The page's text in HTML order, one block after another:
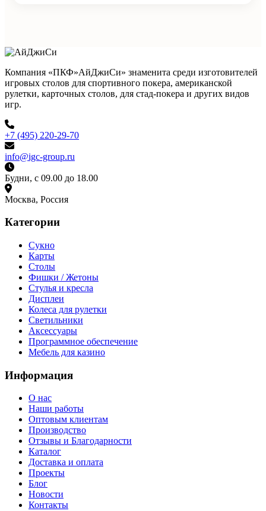
Компания «ПКФ»АйДжиСи» знаменита среди изготовителей
игровых столов для спортивного покера, американской
рулетки, карточных столов, для стад-покера и других видов
игр.
+7 (495) 220-29-70
info@igc-group.ru
Будни, с 09.00 до 18.00
Москва, Россия
Категории
Сукно
Карты
Столы
Фишки / Жетоны
Стулья и кресла
Дисплеи
Колеса для рулетки
Светильники
Аксессуары
Программное обеспечение
Мебель для казино
Информация
О нас
Наши работы
Оптовым клиентам
Производство
Отзывы и Благодарности
Каталог
Доставка и оплата
Проекты
Блог
Новости
Контакты